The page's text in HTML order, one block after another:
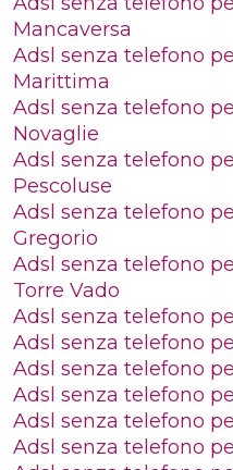
Mancaversa
Adsl senza telefono
Marittima
Adsl senza telefono
Novaglie
Adsl senza telefono
Pescoluse
Adsl senza telefono
Gregorio
Adsl senza telefono
Torre Vado
Adsl senza telefono
Adsl senza telefono
Adsl senza telefono
Adsl senza telefono
Adsl senza telefono
Adsl senza telefono